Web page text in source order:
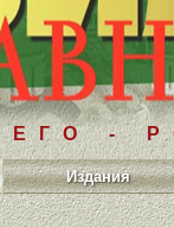
-
Издания